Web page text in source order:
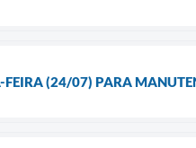
(24/07) PARA